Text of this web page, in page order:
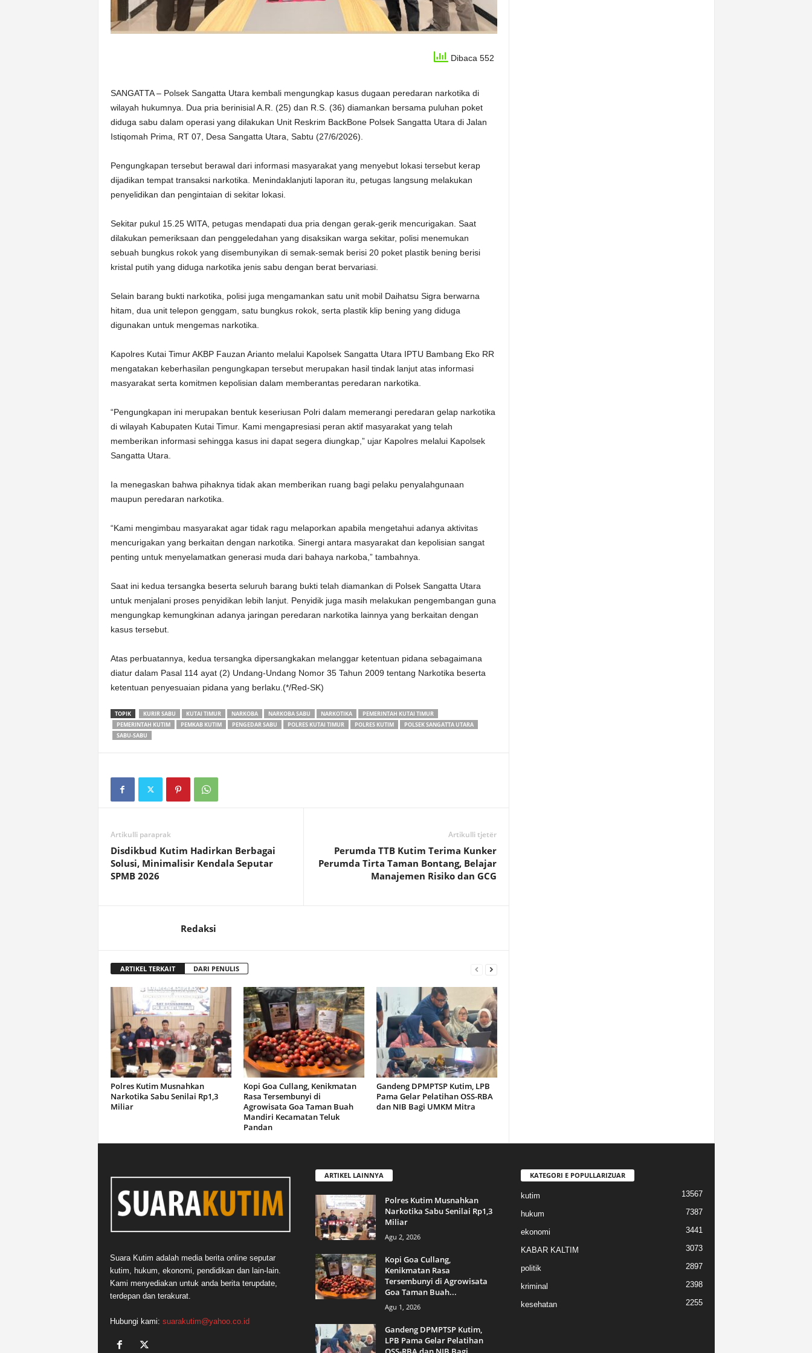
Dibaca 552
SANGATTA – Polsek Sangatta Utara kembali mengungkap kasus dugaan peredaran narkotika di
wilayah hukumnya. Dua pria berinisial A.R. (25) dan R.S. (36) diamankan bersama puluhan poket
diduga sabu dalam operasi yang dilakukan Unit Reskrim BackBone Polsek Sangatta Utara di Jalan
Istiqomah Prima, RT 07, Desa Sangatta Utara, Sabtu (27/6/2026).
Pengungkapan tersebut berawal dari informasi masyarakat yang menyebut lokasi tersebut kerap
dijadikan tempat transaksi narkotika. Menindaklanjuti laporan itu, petugas langsung melakukan
penyelidikan dan pengintaian di sekitar lokasi.
Sekitar pukul 15.25 WITA, petugas mendapati dua pria dengan gerak-gerik mencurigakan. Saat
dilakukan pemeriksaan dan penggeledahan yang disaksikan warga sekitar, polisi menemukan
sebuah bungkus rokok yang disembunyikan di semak-semak berisi 20 poket plastik bening berisi
kristal putih yang diduga narkotika jenis sabu dengan berat bervariasi.
Selain barang bukti narkotika, polisi juga mengamankan satu unit mobil Daihatsu Sigra berwarna
hitam, dua unit telepon genggam, satu bungkus rokok, serta plastik klip bening yang diduga
digunakan untuk mengemas narkotika.
Kapolres Kutai Timur AKBP Fauzan Arianto melalui Kapolsek Sangatta Utara IPTU Bambang Eko RR
mengatakan keberhasilan pengungkapan tersebut merupakan hasil tindak lanjut atas informasi
masyarakat serta komitmen kepolisian dalam memberantas peredaran narkotika.
“Pengungkapan ini merupakan bentuk keseriusan Polri dalam memerangi peredaran gelap narkotika
di wilayah Kabupaten Kutai Timur. Kami mengapresiasi peran aktif masyarakat yang telah
memberikan informasi sehingga kasus ini dapat segera diungkap,” ujar Kapolres melalui Kapolsek
Sangatta Utara.
Ia menegaskan bahwa pihaknya tidak akan memberikan ruang bagi pelaku penyalahgunaan
maupun peredaran narkotika.
“Kami mengimbau masyarakat agar tidak ragu melaporkan apabila mengetahui adanya aktivitas
mencurigakan yang berkaitan dengan narkotika. Sinergi antara masyarakat dan kepolisian sangat
penting untuk menyelamatkan generasi muda dari bahaya narkoba,” tambahnya.
Saat ini kedua tersangka beserta seluruh barang bukti telah diamankan di Polsek Sangatta Utara
untuk menjalani proses penyidikan lebih lanjut. Penyidik juga masih melakukan pengembangan guna
mengungkap kemungkinan adanya jaringan peredaran narkotika lainnya yang berkaitan dengan
kasus tersebut.
Atas perbuatannya, kedua tersangka dipersangkakan melanggar ketentuan pidana sebagaimana
diatur dalam Pasal 114 ayat (2) Undang-Undang Nomor 35 Tahun 2009 tentang Narkotika beserta
ketentuan penyesuaian pidana yang berlaku.(*/Red-SK)
TOPIK KURIR SABU KUTAI TIMUR NARKOBA NARKOBA SABU NARKOTIKA
PEMERINTAH KUTAI TIMUR
PEMERINTAH KUTIM
PEMKAB KUTIM PENGEDAR SABU POLRES KUTAI TIMUR POLRES KUTIM
POLSEK SANGATTA UTARA
SABU-SABU
Artikulli paraprak
Disdikbud Kutim Hadirkan Berbagai
Solusi, Minimalisir Kendala Seputar
SPMB 2026
Artikulli tjetër
Perumda TTB Kutim Terima Kunker
Perumda Tirta Taman Bontang, Belajar
Manajemen Risiko dan GCG
Redaksi
ARTIKEL TERKAIT DARI PENULIS
Polres Kutim Musnahkan
Narkotika Sabu Senilai Rp1,3
Miliar
Kopi Goa Cullang, Kenikmatan
Rasa Tersembunyi di
Agrowisata Goa Taman Buah
Mandiri Kecamatan Teluk
Pandan
Gandeng DPMPTSP Kutim, LPB
Pama Gelar Pelatihan OSS-RBA
dan NIB Bagi UMKM Mitra
Suara Kutim adalah media berita online seputar
kutim, hukum, ekonomi, pendidikan dan lain-lain.
Kami menyediakan untuk anda berita terupdate,
terdepan dan terakurat.
Hubungi kami: suarakutim@yahoo.co.id
ARTIKEL LAINNYA
Polres Kutim Musnahkan
Narkotika Sabu Senilai Rp1,3
Miliar
Agu 2, 2026
Kopi Goa Cullang,
Kenikmatan Rasa
Tersembunyi di Agrowisata
Goa Taman Buah...
Agu 1, 2026
Gandeng DPMPTSP Kutim,
LPB Pama Gelar Pelatihan
KATEGORI E POPULLARIZUAR
kutim 13567
hukum 7387
ekonomi 3441
KABAR KALTIM 3073
politik 2897
kriminal 2398
kesehatan 2255